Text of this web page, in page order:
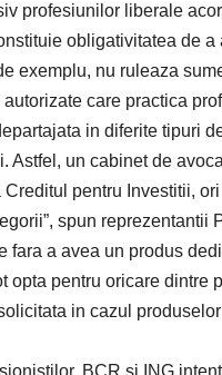
profesiunilor liberale
obligativitatea de
exemplu, nu ruleaza
care practica
in diferite tipuri
un cabinet de
pentru Investitii,
spun reprezentantii
fara a avea un produs
opta pentru oricare dintre
in cazul
BCR si ING